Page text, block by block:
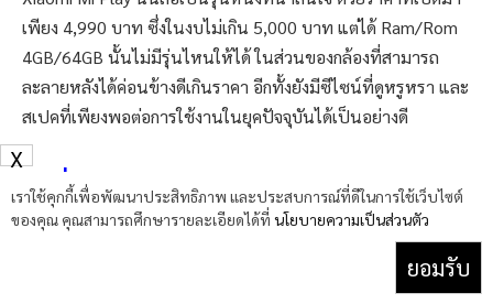
มาก ทำให้หากนำไปใช้เล่นเกมบ่อย ๆ ก็ควรจะมี Power bank
พกติดตัวเอาไว้ด้วย นอกจากนี้ด้วยความที่มีแบตเตอรี่ถึง 3,000
mAh แต่ไม่มีระบบชาร์จเร็ว อีกทั้งยังรับไฟขาเข้าได้มากสุด 10W
(5V: 2A) ทำให้กว่าจะเต็มต้องใช้เวลานานพอสมควรเลยครับ
สรุป
เราใช้คุกกี้เพื่อพัฒนาประสิทธิภาพ และประสบการณ์ที่ดีในการใช้เว็บไซต์
ของคุณ คุณสามารถศึกษารายละเอียดได้ที่ นโยบายความเป็นส่วนตัว
ยอมรับ
X